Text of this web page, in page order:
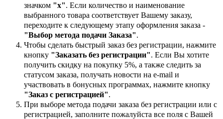
значком "х". Если количество и наименование
выбранного товара соответствует Вашему заказу,
переходите к следующему этапу оформления заказа -
"Выбор метода подачи Заказа".
Чтобы сделать быстрый заказ без регистрации, нажмите
кнопку "Заказать без регистрации". Если Вы хотите
получить скидку на покупку 5%, а также следить за
статусом заказа, получать новости на e-mail и
участвовать в бонусных программах, нажмите кнопку
"Заказ с регистрацией".
При выборе метода подачи заказа без регистрации или с
регистрацией, заполните пожалуйста все поля с Вашей